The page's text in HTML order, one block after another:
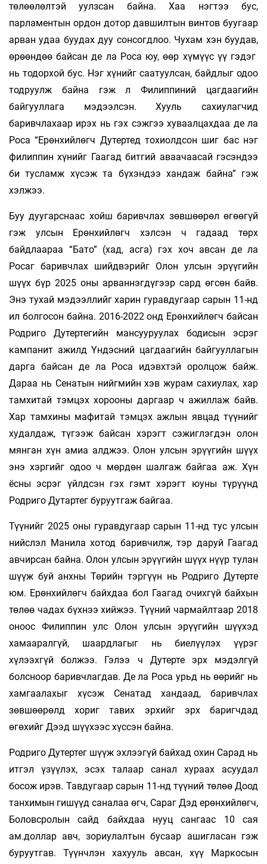
төлөөлөлтэй уулзсан байна. Хаа нэгтээ бус,
парламентын ордон дотор давшилтын винтов буугаар
арван удаа буудах дуу сонсогдлоо. Чухам хэн буудав,
өрөөндөө байсан де ла Роса юу, өөр хүмүүс үү гэдэг
нь тодорхой бус. Нэг хүнийг саатуулсан, байдлыг одоо
тодруулж байна гэж л Филиппиний цагдаагийн
байгууллага мэдээлсэн. Хууль сахиулагчид
баривчлахаар ирэх нь гэх сэжгээ хуваалцахдаа де ла
Роса “Ерөнхийлөгч Дутертед тохиолдсон шиг бас нэг
филиппин хүнийг Гаагад битгий аваачаасай гэсэндээ
би тусламж хүсэж та бүхэндээ хандаж байна” гэж
хэлжээ.
Буу дуугарснаас хойш баривчлах зөвшөөрөл өгөөгүй
гэж улсын Ерөнхийлөгч хэлсэн ч гадаад төрх
байдлаараа “Бато” (хад, асга) гэх хоч авсан де ла
Росаг баривчлах шийдвэрийг Олон улсын эрүүгийн
шүүх бүр 2025 оны арваннэгдүгээр сард өгсөн байв.
Энэ тухай мэдээллийг харин гуравдугаар сарын 11-нд
ил болгосон байна. 2016-2022 онд Ерөнхийлөгч байсан
Родриго Дутертегийн мансууруулах бодисын эсрэг
кампанит ажилд Үндэсний цагдаагийн байгууллагын
дарга байсан де ла Роса идэвхтэй оролцож байж.
Дараа нь Сенатын нийгмийн хэв журам сахиулах, хар
тамхитай тэмцэх хорооны даргаар ч ажиллаж байв.
Хар тамхины мафитай тэмцэх ажлын явцад түүнийг
худалдаж, түгээж байсан хэрэгт сэжиглэгдэн олон
мянган хүн амиа алджээ. Олон улсын эрүүгийн шүүх
энэ хэргийг одоо ч мөрдөн шалгаж байгаа аж. Хүн
ёсны эсрэг үйлдсэн гэх гэмт хэрэгт юуны түрүүнд
Родриго Дутартег буруутгаж байгаа.
Түүнийг 2025 оны гуравдугаар сарын 11-нд тус улсын
нийслэл Манила хотод баривчилж, тэр даруй Гаагад
авчирсан байна. Олон улсын эрүүгийн шүүх нүүр тулан
шүүж буй анхны Төрийн тэргүүн нь Родриго Дутерте
юм. Ерөнхийлөгч байхдаа бол Гаагад очихгүй байхын
төлөө чадах бүхнээ хийжээ. Түүний чармайлтаар 2018
оноос Филиппин улс Олон улсын эрүүгийн шүүхэд
хамааралгүй, шаардлагыг нь биелүүлэх үүрэг
хүлээхгүй болжээ. Гэлээ ч Дутерте эрх мэдэлгүй
болсноор баривчлагдав. Де ла Роса урьд нь өөрийг нь
хамгаалахыг хүсэж Сенатад хандаад, баривчлах
зөвшөөрөлд хориг тавих эрхийг эрх баригчдад
өгөхийг Дээд шүүхээс хүссэн байна.
Родриго Дутертег шүүж эхлээгүй байхад охин Сарад нь
итгэл үзүүлэх, эсэх талаар санал хураах асуудал
босож ирэв. Тавдугаар сарын 11-нд түүний төлөө Доод
танхимын гишүүд саналаа өгч, Сараг Дэд ерөнхийлөгч,
Боловсролын сайд байхдаа нууц сангаас 10 сая
ам.доллар авч, зориулалтын бусаар ашигласан гэж
буруутгав. Түүнчлэн хахууль авсан, хүү Маркосын